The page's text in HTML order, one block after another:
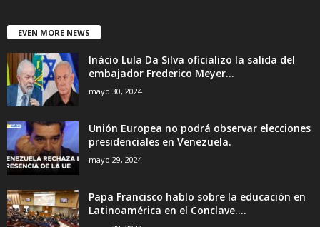
EVEN MORE NEWS
Inácio Lula Da Silva oficializo la salida del
embajador Frederico Meyer...
mayo 30, 2024
Unión Europea no podrá observar elecciones
presidenciales en Venezuela.
mayo 29, 2024
Papa Francisco hablo sobre la educación en
Latinoamérica en el Conclave....